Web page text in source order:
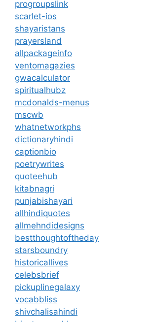
progroupslink
scarlet-ios
shayaristans
prayersland
allpackageinfo
ventomagazies
gwacalculator
spiritualhubz
mcdonalds-menus
mscwb
whatnetworkphs
dictionaryhindi
captionbio
poetrywrites
quoteehub
kitabnagri
punjabishayari
allhindiquotes
allmehndidesigns
bestthoughtoftheday
starsboundry
historicallives
celebsbrief
pickuplinegalaxy
vocabbliss
shivchalisahindi